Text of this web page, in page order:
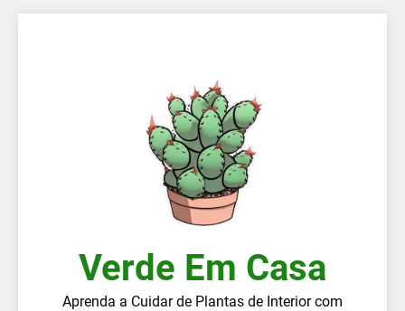
Verde Em Casa
Aprenda a Cuidar de Plantas de Interior com